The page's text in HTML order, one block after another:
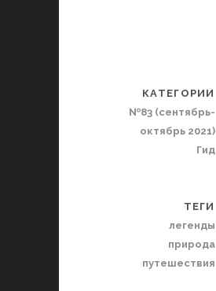
КАТЕГОРИИ
№83 (сентябрь-
октябрь 2021)
Гид
ТЕГИ
легенды
природа
путешествия